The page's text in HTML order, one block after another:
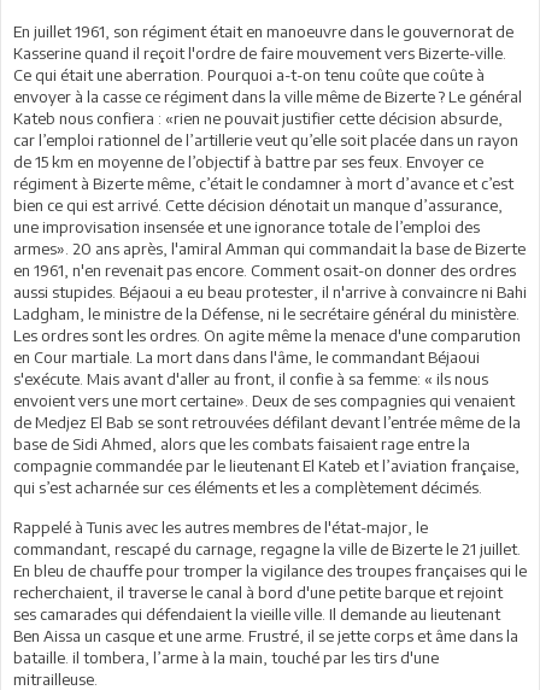
En juillet 1961, son régiment était en manoeuvre dans le gouvernorat de
Kasserine quand il reçoit l'ordre de faire mouvement vers Bizerte-ville.
Ce qui était une aberration. Pourquoi a-t-on tenu coûte que coûte à
envoyer à la casse ce régiment dans la ville même de Bizerte ? Le général
Kateb nous confiera : «rien ne pouvait justifier cette décision absurde,
car l’emploi rationnel de l’artillerie veut qu’elle soit placée dans un rayon
de 15 km en moyenne de l’objectif à battre par ses feux. Envoyer ce
régiment à Bizerte même, c’était le condamner à mort d’avance et c’est
bien ce qui est arrivé. Cette décision dénotait un manque d’assurance,
une improvisation insensée et une ignorance totale de l’emploi des
armes». 20 ans après, l'amiral Amman qui commandait la base de Bizerte
en 1961, n'en revenait pas encore. Comment osait-on donner des ordres
aussi stupides. Béjaoui a eu beau protester, il n'arrive à convaincre ni Bahi
Ladgham, le ministre de la Défense, ni le secrétaire général du ministère.
Les ordres sont les ordres. On agite même la menace d'une comparution
en Cour martiale. La mort dans dans l'âme, le commandant Béjaoui
s'exécute. Mais avant d'aller au front, il confie à sa femme: « ils nous
envoient vers une mort certaine». Deux de ses compagnies qui venaient
de Medjez El Bab se sont retrouvées défilant devant l’entrée même de la
base de Sidi Ahmed, alors que les combats faisaient rage entre la
compagnie commandée par le lieutenant El Kateb et l’aviation française,
qui s’est acharnée sur ces éléments et les a complètement décimés.
Rappelé à Tunis avec les autres membres de l'état-major, le
commandant, rescapé du carnage, regagne la ville de Bizerte le 21 juillet.
En bleu de chauffe pour tromper la vigilance des troupes françaises qui le
recherchaient, il traverse le canal à bord d'une petite barque et rejoint
ses camarades qui défendaient la vieille ville. Il demande au lieutenant
Ben Aissa un casque et une arme. Frustré, il se jette corps et âme dans la
bataille. il tombera, l’arme à la main, touché par les tirs d'une
mitrailleuse.